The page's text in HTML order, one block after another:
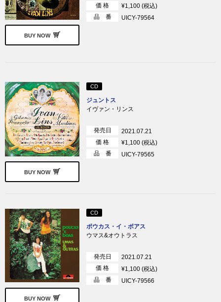
BUY NOW
価 格
¥1,100 (税込)
品 番
UICY-79564
BUY NOW
CD
ジュントス
イヴァン・リンス
発売日
2021.07.21
価 格
¥1,100 (税込)
品 番
UICY-79565
BUY NOW
CD
ポウカス・イ・ボアス
ウマス&オウトラス
発売日
2021.07.21
価 格
¥1,100 (税込)
品 番
UICY-79566